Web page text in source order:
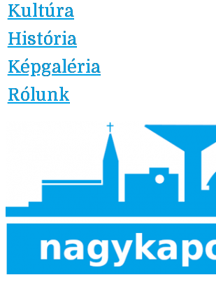
Kultúra
História
Képgaléria
Rólunk